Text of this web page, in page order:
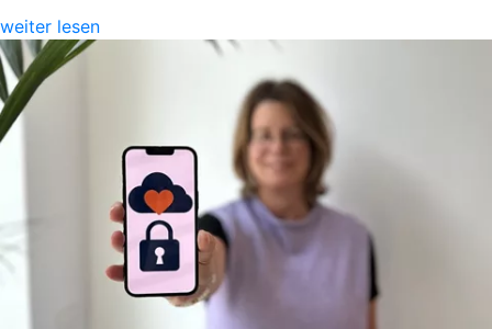
weiter lesen